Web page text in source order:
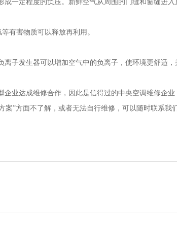
有害物质可以释放再利用。
子发生器可以增加空气中的负离子，使环境更舒适，
业达成维修合作，因此是信得过的中央空调维修企业
”方面不了解，或者无法自行维修，可以随时联系我